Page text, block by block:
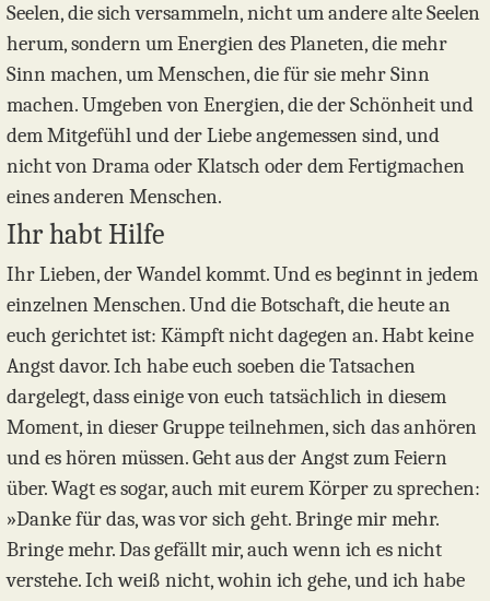
Seelen, die sich versammeln, nicht um andere alte Seelen
herum, sondern um Energien des Planeten, die mehr
Sinn machen, um Menschen, die für sie mehr Sinn
machen. Umgeben von Energien, die der Schönheit und
dem Mitgefühl und der Liebe angemessen sind, und
nicht von Drama oder Klatsch oder dem Fertigmachen
eines anderen Menschen.
Ihr habt Hilfe
Ihr Lieben, der Wandel kommt. Und es beginnt in jedem
einzelnen Menschen. Und die Botschaft, die heute an
euch gerichtet ist: Kämpft nicht dagegen an. Habt keine
Angst davor. Ich habe euch soeben die Tatsachen
dargelegt, dass einige von euch tatsächlich in diesem
Moment, in dieser Gruppe teilnehmen, sich das anhören
und es hören müssen. Geht aus der Angst zum Feiern
über. Wagt es sogar, auch mit eurem Körper zu sprechen:
»Danke für das, was vor sich geht. Bringe mir mehr.
Bringe mehr. Das gefällt mir, auch wenn ich es nicht
verstehe. Ich weiß nicht, wohin ich gehe, und ich habe